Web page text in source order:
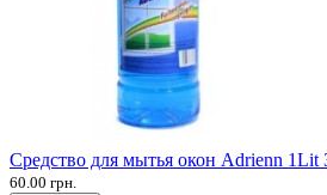
Средство для мытья окон Adrienn 1Lit
60.00 грн.